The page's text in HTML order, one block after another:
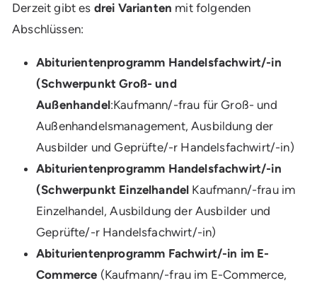
Derzeit gibt es drei Varianten mit folgenden
Abschlüssen:
Abiturientenprogramm Handelsfachwirt/-in
(Schwerpunkt Groß- und
Außenhandel:Kaufmann/-frau für Groß- und
Außenhandelsmanagement, Ausbildung der
Ausbilder und Geprüfte/-r Handelsfachwirt/-in)
Abiturientenprogramm Handelsfachwirt/-in
(Schwerpunkt Einzelhandel Kaufmann/-frau im
Einzelhandel, Ausbildung der Ausbilder und
Geprüfte/-r Handelsfachwirt/-in)
Abiturientenprogramm Fachwirt/-in im E-
Commerce (Kaufmann/-frau im E-Commerce,